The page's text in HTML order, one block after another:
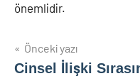
önemlidir.
Yazı
Önceki yazı
Cinsel İlişki